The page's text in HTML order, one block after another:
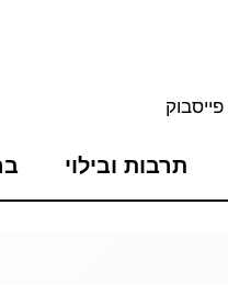
פייסבוק
תרבות ובילוי